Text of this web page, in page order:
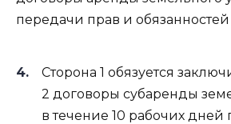
передачи прав и
Сторона 1 обязуется
2 договоры субаренды
в течение 10 рабочих дней